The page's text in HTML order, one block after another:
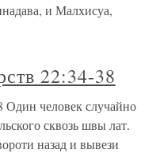
и Малхисуа,
22:34-38
Один человек случайно
сквозь швы лат.
назад и вывези